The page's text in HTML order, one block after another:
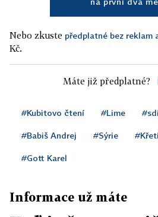
Nebo zkuste předplatné bez reklam
Kč.
Máte již předplatné?
#Kubitovo čtení #Lime
#Babiš Andrej #Sýrie
#Gott Karel
Informace už máte